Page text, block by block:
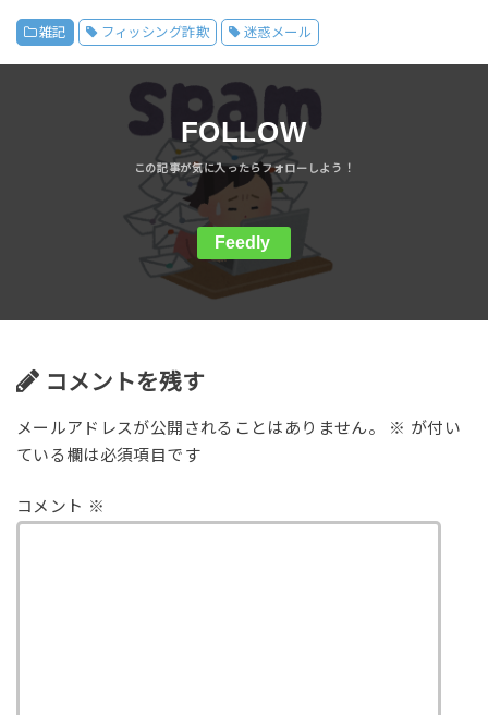
雑記 フィッシング詐欺 迷惑メール
FOLLOW
Feedly
コメントを残す
メールアドレスが公開されることはありません。 ※ が付い
ている欄は必須項目です
コメント ※